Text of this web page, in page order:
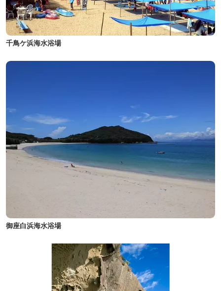
千鳥ケ浜海水浴場
御座白浜海水浴場